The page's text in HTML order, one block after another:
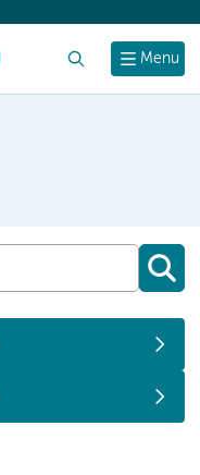
Menu